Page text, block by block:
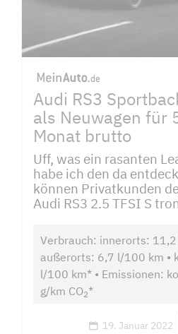
Audi RS3
als Neuwagen für
Monat brutto
Uff, was ein rasanten
habe ich den da
können Privatkunden
Audi RS3 2.5 TFSI S
Verbrauch: innerorts:
außerorts: 6,7 l/100 km •
l/100 km* • Emissionen:
g/km CO2*
19. Januar 2022